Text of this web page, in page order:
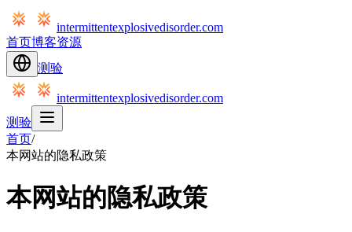
intermittentexplosivedisorder.com
首页博客资源
测验
intermittentexplosivedisorder.com
测验
首页/
本网站的隐私政策
本网站的隐私政策